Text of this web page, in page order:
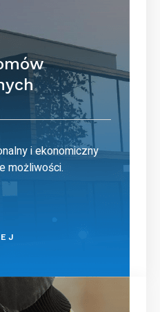
i ekonomiczny
możliwości.